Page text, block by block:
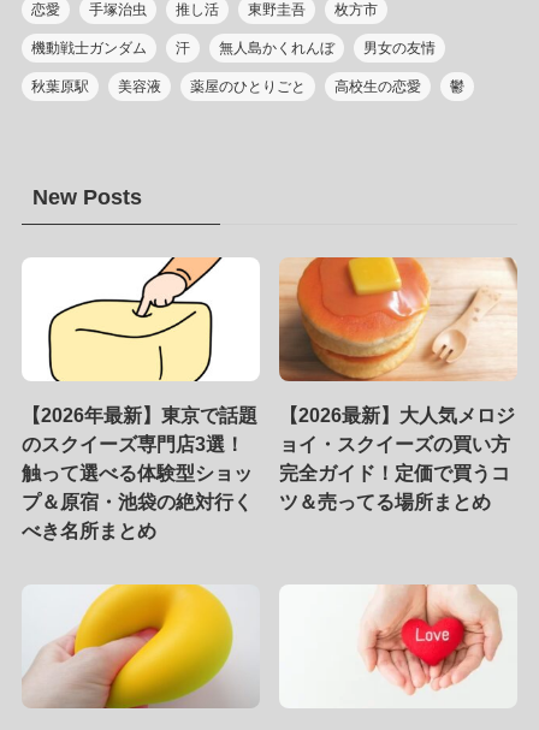
恋愛 手塚治虫 推し活 東野圭吾 枚方市
機動戦士ガンダム 汗 無人島かくれんぼ 男女の友情
秋葉原駅 美容液 薬屋のひとりごと 高校生の恋愛 鬱
New Posts
【2026年最新】東京で話題
のスクイーズ専門店3選！
触って選べる体験型ショッ
プ＆原宿・池袋の絶対行く
べき名所まとめ
【2026最新】大人気メロジ
ョイ・スクイーズの買い方
完全ガイド！定価で買うコ
ツ＆売ってる場所まとめ